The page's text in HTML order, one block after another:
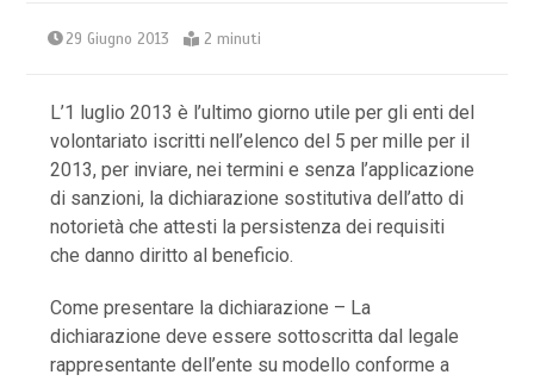
29 Giugno 2013 2 minuti
L’1 luglio 2013 è l’ultimo giorno utile per gli enti del
volontariato iscritti nell’elenco del 5 per mille per il
2013, per inviare, nei termini e senza l’applicazione
di sanzioni, la dichiarazione sostitutiva dell’atto di
notorietà che attesti la persistenza dei requisiti
che danno diritto al beneficio.
Come presentare la dichiarazione – La
dichiarazione deve essere sottoscritta dal legale
rappresentante dell’ente su modello conforme a